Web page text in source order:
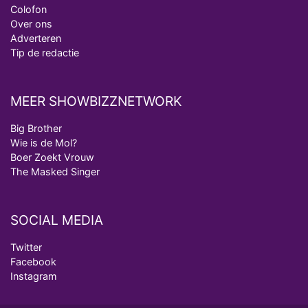
Colofon
Over ons
Adverteren
Tip de redactie
MEER SHOWBIZZNETWORK
Big Brother
Wie is de Mol?
Boer Zoekt Vrouw
The Masked Singer
SOCIAL MEDIA
Twitter
Facebook
Instagram